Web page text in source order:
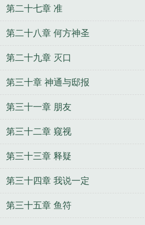
第二十七章 准
第二十八章 何方神圣
第二十九章 灭口
第三十章 神通与邸报
第三十一章 朋友
第三十二章 窥视
第三十三章 释疑
第三十四章 我说一定
第三十五章 鱼符